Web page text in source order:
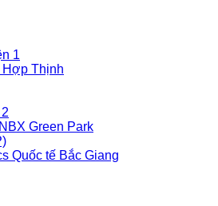
1
Hợp Thịnh
Green Park
Quốc tế Bắc Giang